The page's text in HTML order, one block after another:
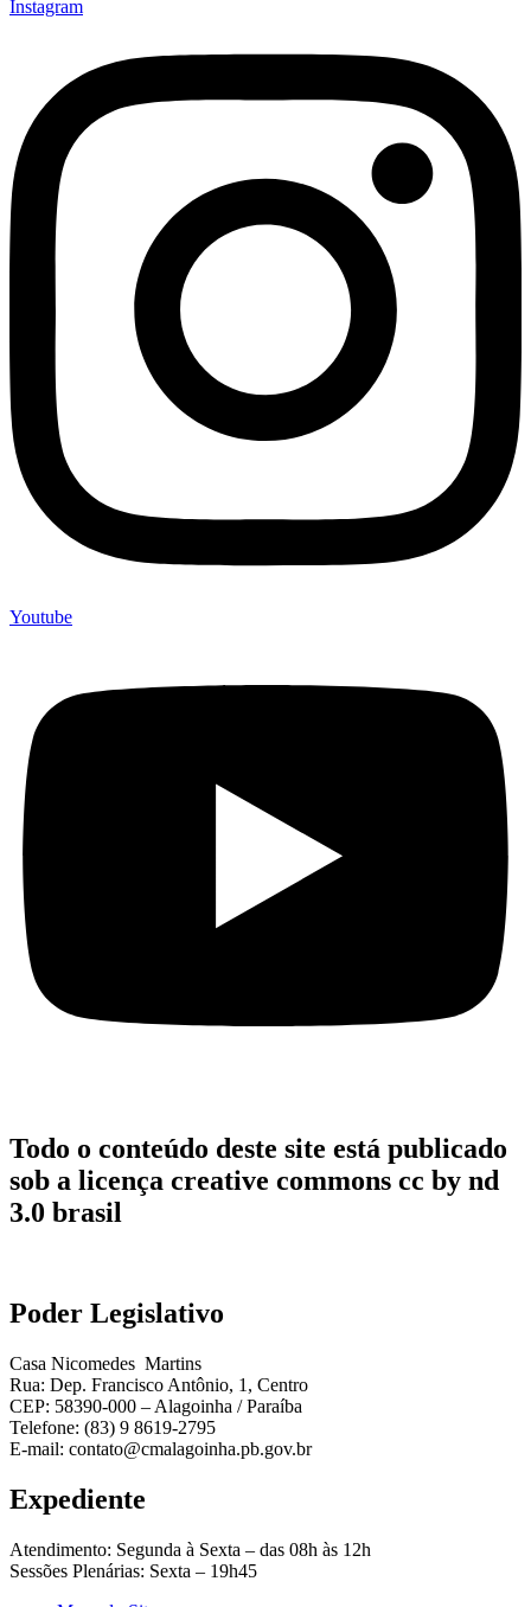
Instagram
Youtube
Todo o conteúdo deste site está publicado
sob a licença creative commons cc by nd
3.0 brasil
Poder Legislativo
Casa Nicomedes Martins
Rua: Dep. Francisco Antônio, 1, Centro
CEP: 58390-000 – Alagoinha / Paraíba
Telefone: (83) 9 8619-2795
E-mail: contato@cmalagoinha.pb.gov.br
Expediente
Atendimento: Segunda à Sexta – das 08h às 12h
Sessões Plenárias: Sexta – 19h45